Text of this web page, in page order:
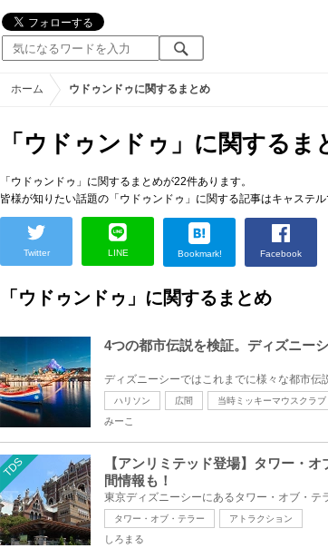
ホーム ウドゥンドゥに関するまとめ
「ウドゥンドゥ」に関するま
「ウドゥンドゥ」に関するまとめが22件あります。
皆様が知りたい話題の「ウドゥンドゥ」に関する記事はキャステル
Twitter LINE Bookmark! Facebook
「ウドゥンドゥ」に関するまとめ
4つの都市伝説を検証。ディズニー
ハリソン 広間 当時ミッキーマウスクラブ
みーこ
TDS
【アンリミテッド登場】タワー・
間情報も！
タワー・オブ・テラー アトラクション
しろまる